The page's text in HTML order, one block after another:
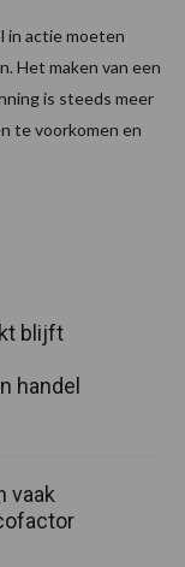
in actie moeten
Het maken van een
is steeds meer
te voorkomen en
blijft
handel
vaak